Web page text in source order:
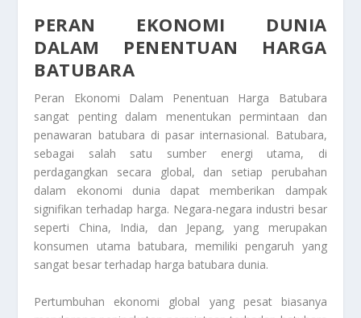
PERAN EKONOMI DUNIA
DALAM PENENTUAN HARGA
BATUBARA
Peran Ekonomi Dalam Penentuan Harga Batubara
sangat penting dalam menentukan permintaan dan
penawaran batubara di pasar internasional. Batubara,
sebagai salah satu sumber energi utama, di
perdagangkan secara global, dan setiap perubahan
dalam ekonomi dunia dapat memberikan dampak
signifikan terhadap harga. Negara-negara industri besar
seperti China, India, dan Jepang, yang merupakan
konsumen utama batubara, memiliki pengaruh yang
sangat besar terhadap harga batubara dunia.
Pertumbuhan ekonomi global yang pesat biasanya